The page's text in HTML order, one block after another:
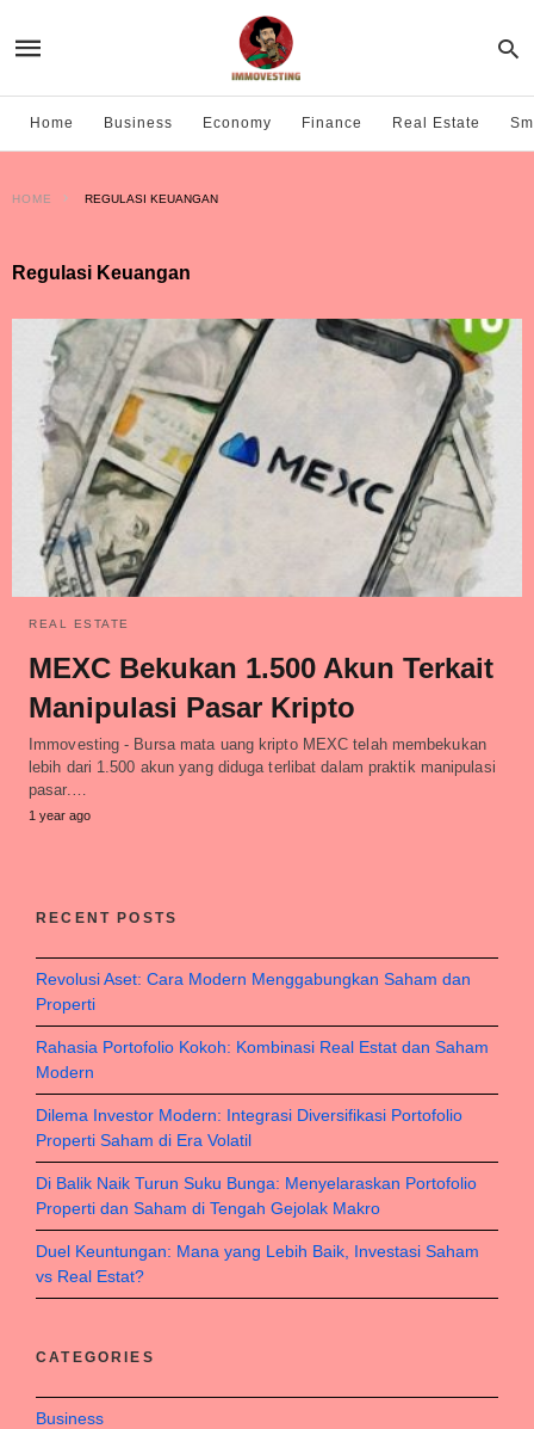
Home Business Economy Finance Real Estate
HOME REGULASI KEUANGAN
Regulasi Keuangan
REAL ESTATE
MEXC Bekukan 1.500 Akun Terkait
Manipulasi Pasar Kripto
Immovesting - Bursa mata uang kripto MEXC telah membekukan
lebih dari 1.500 akun yang diduga terlibat dalam praktik manipulasi
pasar.…
1 year ago
RECENT POSTS
Revolusi Aset: Cara Modern Menggabungkan Saham dan
Properti
Rahasia Portofolio Kokoh: Kombinasi Real Estat dan Saham
Modern
Dilema Investor Modern: Integrasi Diversifikasi Portofolio
Properti Saham di Era Volatil
Di Balik Naik Turun Suku Bunga: Menyelaraskan Portofolio
Properti dan Saham di Tengah Gejolak Makro
Duel Keuntungan: Mana yang Lebih Baik, Investasi Saham
vs Real Estat?
CATEGORIES
Business